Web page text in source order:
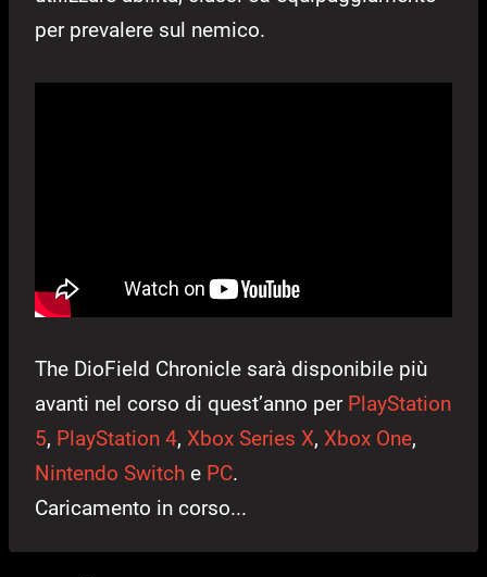
per prevalere sul nemico.
The DioField Chronicle sarà disponibile più
avanti nel corso di quest’anno per PlayStation
5, PlayStation 4, Xbox Series X, Xbox One,
Nintendo Switch e PC.
Caricamento in corso...